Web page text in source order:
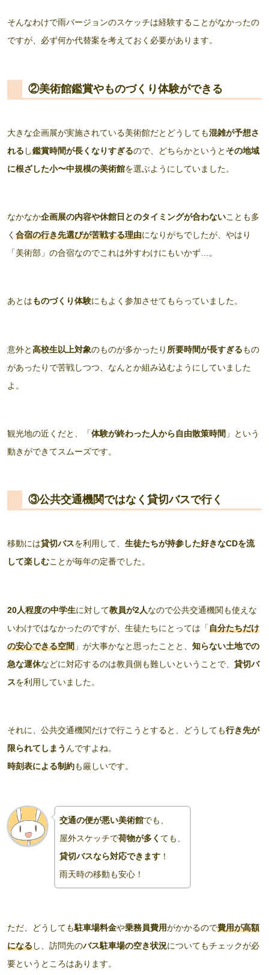
そんなわけで雨バージョンのスケッチは経験することがなかったの
ですが、必ず何か代替案を考えておく必要があります。
②美術館鑑賞やものづくり体験ができる
大きな企画展が実施されている美術館だとどうしても混雑が予想さ
れる し鑑賞時間が長くなりすぎるので、どちらかというと その地域
に根ざした小〜中規模の美術館を選ぶようにしていました。
なかなか企画展の内容や休館日とのタイミングが合わないことも多
く 合宿の行き先選びが苦戦する理由になりがちでしたが、やはり
「美術部」の合宿なのでこれは外すわけにもいかず…。
あとはものづくり体験にもよく参加させてもらっていました。
意外と高校生以上対象のものが多かったり 所要時間が長すぎるもの
があったりで苦戦しつつ、なんとか組み込むようにしていました
よ。
観光地の近くだと、「体験が終わった人から自由散策時間 」という
動きができてスムーズです。
③公共交通機関ではなく貸切バスで行く
移動には貸切バスを利用して、 生徒たちが持参した好きなCDを流
して楽しむことが毎年の定番でした。
20人程度の中学生に対して教員が2人なので公共交通機関も使えな
いわけではなかったのですが、生徒たちにとっては「自分たちだけ
の安心できる空間 」が大事かなと思ったことと、 知らない土地での
急な運休などに対応するのは教員側も難しいということで、 貸切バ
スを利用していました。
それに、公共交通機関だけで行こうとすると、どうしても行き先が
限られてしまう んですよね。
時刻表による制約も厳しいです。
交通の便が悪い美術館でも、
屋外スケッチで荷物が多く ても、
貸切バスなら対応できます！
雨天時の移動も安心！
ただ、どうしても駐車場料金や乗務員費用がかかるので費用が高額
になるし、訪問先のバス駐車場の空き状況についてもチェックが必
要というところはあります。